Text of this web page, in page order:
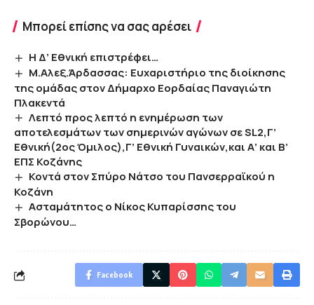
Μπορεί επίσης να σας αρέσει
Η Δ’ Εθνική επιστρέφει…
Μ.Αλεξ.Άρδασσας: Ευχαριστήριο της διοίκησης
της ομάδας στον Δήμαρχο Εορδαίας Παναγιώτη
Πλακεντά
Λεπτό προς λεπτό η ενημέρωση των
αποτελεσμάτων των σημερινών αγώνων σε SL2,Γ’
Εθνική(2ος Όμιλος),Γ’ Εθνική Γυναικών,και Α’ και Β’
ΕΠΣ Κοζάνης
Κοντά στον Σπύρο Νάτσο του Πανσερραϊκού η
Κοζάνη
Ασταμάτητος ο Νίκος Κυπαρίσσης του
Σβορώνου…
Facebook